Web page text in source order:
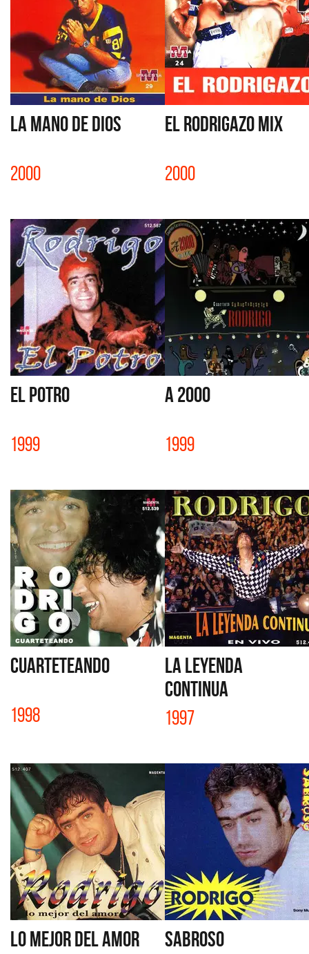
LA MANO DE DIOS
2000
EL RODRIGAZO MIX
2000
EL POTRO
1999
A 2000
1999
CUARTETEANDO
1998
LA LEYENDA
CONTINUA
1997
LO MEJOR DEL AMOR SABROSO